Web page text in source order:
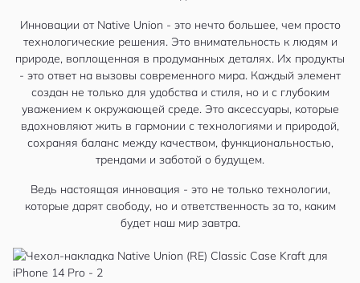
Инновации от Native Union - это нечто большее, чем просто
технологические решения. Это внимательность к людям и
природе, воплощенная в продуманных деталях. Их продукты
- это ответ на вызовы современного мира. Каждый элемент
создан не только для удобства и стиля, но и с глубоким
уважением к окружающей среде. Это аксессуары, которые
вдохновляют жить в гармонии с технологиями и природой,
сохраняя баланс между качеством, функциональностью,
трендами и заботой о будущем.
Ведь настоящая инновация - это не только технологии,
которые дарят свободу, но и ответственность за то, каким
будет наш мир завтра.